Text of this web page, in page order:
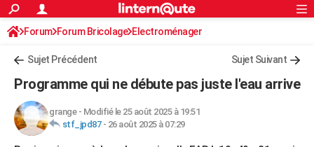
ACTUALITÉS
Politique
Société
Faits Divers
Education
Monde
Villes
+
FINANCE
Retraite
Impôts
Epargne
Immobilier
Risques naturels par ville
Banque
Assurance
Crédit
AUTO
S'inscrire
Connexion
Forum Forum Bricolage Electroménager
Sujet Précédent Sujet Suivant
Programme qui ne débute pas juste l'eau arrive
grange- Modifié le 25 août 2025 à 19:51
stf_jpd87- 26 août 2025 à 07:29